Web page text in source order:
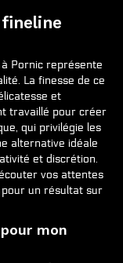
Pornic représente
La finesse de ce
et
travaillé pour créer
qui privilégie les
alternative idéale
et discrétion.
vos attentes
un résultat sur
mon